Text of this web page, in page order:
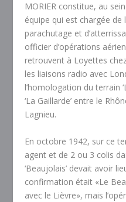
MORIER constitue, au
équipe qui est chargée
parachutage et
officier d’opérations
retrouvent à Loyettes
les liaisons radio avec
l’homologation du terrain
‘La Gaillarde’ entre le
Lagnieu.
En octobre 1942, sur ce
agent et de 2 ou 3 colis
‘Beaujolais’ devait avoir
confirmation était «Le
avec le Lièvre», mais